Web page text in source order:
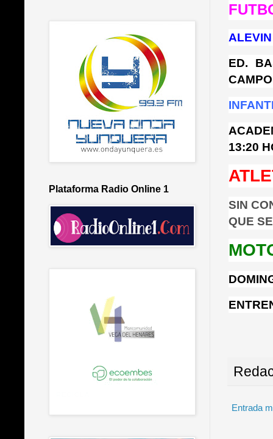
ED.
13:20
SIN
QUE
Entrada
Plataforma Radio Online 1